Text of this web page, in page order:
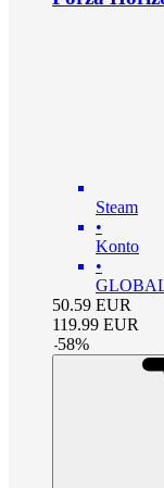
Steam
•
Konto
•
50.59 EUR
119.99 EUR
-58%